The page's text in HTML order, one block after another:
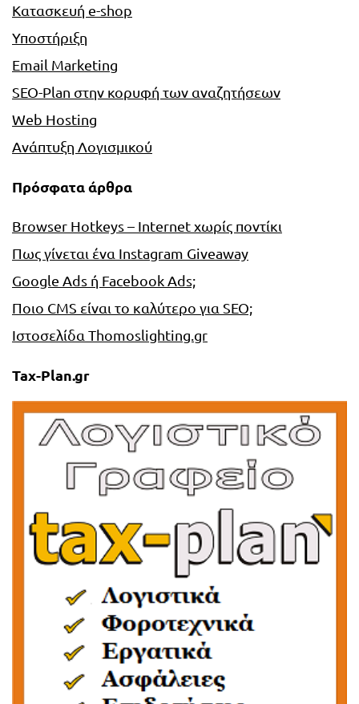
Κατασκευή e-shop
Υποστήριξη
Email Marketing
SEO-Plan στην κορυφή των αναζητήσεων
Web Hosting
Ανάπτυξη Λογισμικού
Πρόσφατα άρθρα
Browser Hotkeys – Internet χωρίς ποντίκι
Πως γίνεται ένα Instagram Giveaway
Google Ads ή Facebook Ads;
Ποιο CMS είναι το καλύτερο για SEO;
Ιστοσελίδα Thomoslighting.gr
Tax-Plan.gr